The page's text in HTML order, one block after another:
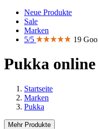
Neue Produkte
Sale
Marken
5/5
19
Pukka
Startseite
Marken
Pukka
Mehr Produkte